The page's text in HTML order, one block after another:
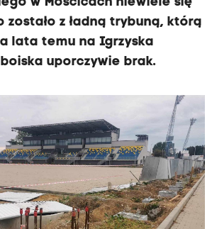
zostało z ładną trybuną, którą
lata temu na Igrzyska
uporczywie brak.